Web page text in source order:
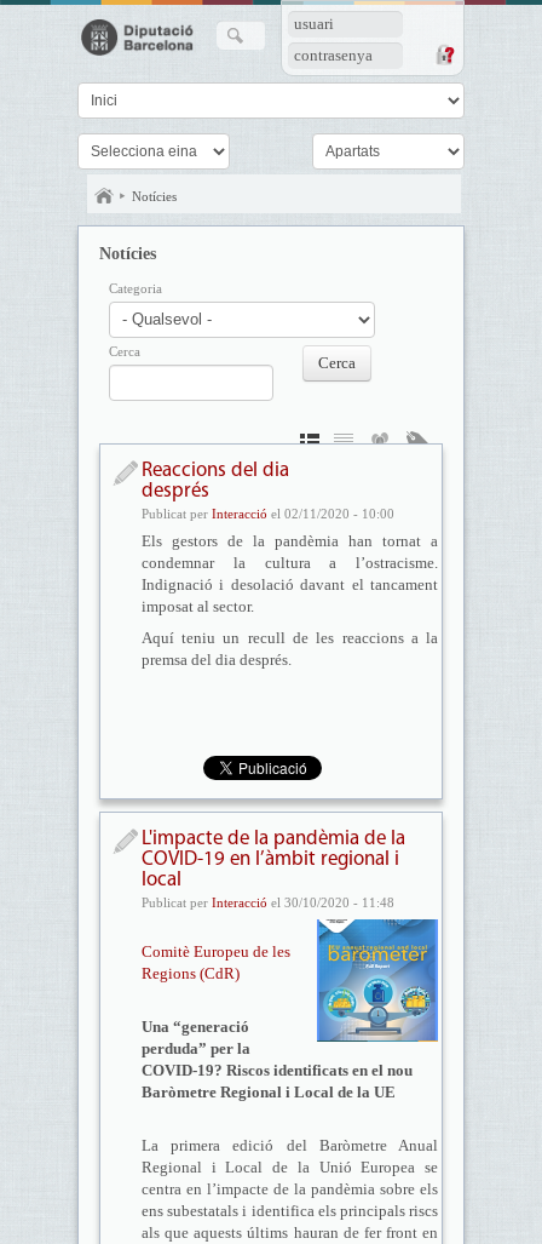
usuari
contrasenya
Notícies
Notícies
Categoria
Cerca
Reaccions del dia
després
Publicat per Interacció el 02/11/2020 - 10:00
Els gestors de la pandèmia han tornat a
condemnar la cultura a l’ostracisme.
Indignació i desolació davant el tancament
imposat al sector.
Aquí teniu un recull de les reaccions a la
premsa del dia després.
L'impacte de la pandèmia de la
COVID-19 en l’àmbit regional i
local
Publicat per Interacció el 30/10/2020 - 11:48
Comitè Europeu de les
Regions (CdR)
Una “generació
perduda” per la
COVID-19? Riscos identificats en el nou
Baròmetre Regional i Local de la UE
La primera edició del Baròmetre Anual
Regional i Local de la Unió Europea se
centra en l’impacte de la pandèmia sobre els
ens subestatals i identifica els principals riscs
als que aquests últims hauran de fer front en